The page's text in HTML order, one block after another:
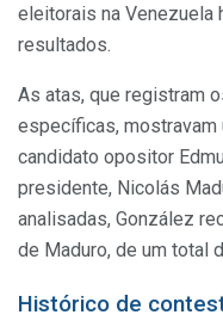
eleitorais na Venezuela
resultados.
As atas, que registram
específicas, mostravam
candidato opositor
presidente, Nicolás
analisadas, González
de Maduro, de um total
Histórico de